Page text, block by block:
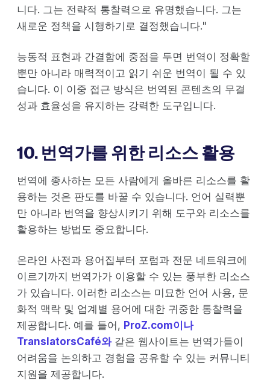
니다. 그는 전략적 통찰력으로 유명했습니다. 그는
새로운 정책을 시행하기로 결정했습니다."
능동적 표현과 간결함에 중점을 두면 번역이 정확할
뿐만 아니라 매력적이고 읽기 쉬운 번역이 될 수 있
습니다. 이 이중 접근 방식은 번역된 콘텐츠의 무결
성과 효율성을 유지하는 강력한 도구입니다.
10. 번역가를 위한 리소스 활용
번역에 종사하는 모든 사람에게 올바른 리소스를 활
용하는 것은 판도를 바꿀 수 있습니다. 언어 실력뿐
만 아니라 번역을 향상시키기 위해 도구와 리소스를
활용하는 방법도 중요합니다.
온라인 사전과 용어집부터 포럼과 전문 네트워크에
이르기까지 번역가가 이용할 수 있는 풍부한 리소스
가 있습니다. 이러한 리소스는 미묘한 언어 사용, 문
화적 맥락 및 업계별 용어에 대한 귀중한 통찰력을
제공합니다. 예를 들어, ProZ.com이나
TranslatorsCafé와같은 웹사이트는 번역가들이
어려움을 논의하고 경험을 공유할 수 있는 커뮤니티
지원을 제공합니다.